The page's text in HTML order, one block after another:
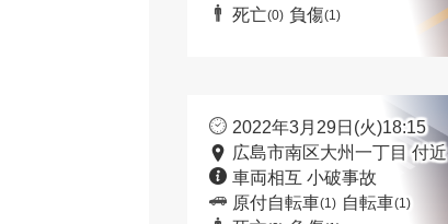
死亡(0) 負傷(1)
2022年3月29日(火)18:15
広島市南区大州一丁目 付近
車両相互 小破事故
原付自転車(1) 自転車(1)